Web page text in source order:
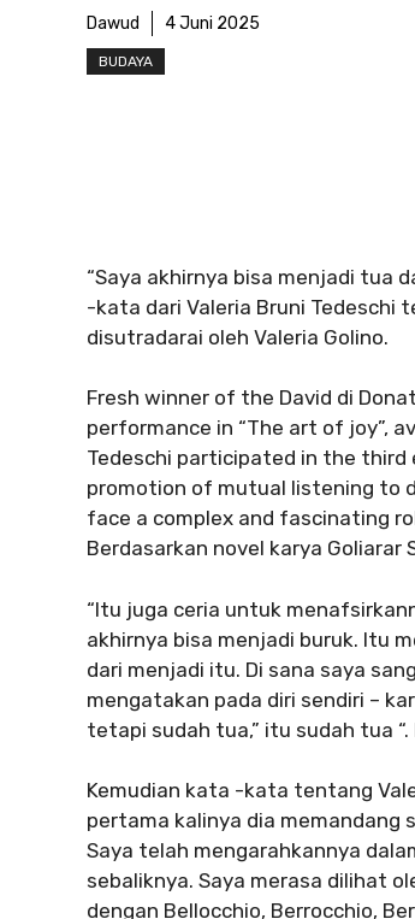
Dawud 4 Juni 2025
BUDAYA
“Saya akhirnya bisa menjadi tua
-kata dari Valeria Bruni Tedeschi
disutradarai oleh Valeria Golino.
Fresh winner of the David di
performance in “The art of joy”,
Tedeschi participated in the
promotion of mutual listening to
face a complex and fascinating
Berdasarkan novel karya Goliarar
“Itu juga ceria untuk
akhirnya bisa menjadi buruk. Itu
dari menjadi itu. Di sana saya
mengatakan pada diri sendiri –
tetapi sudah tua,” itu sudah tua
Kemudian kata -kata tentang
pertama kalinya dia memandang
Saya telah mengarahkannya
sebaliknya. Saya merasa dilihat
dengan Bellocchio, Berrocchio,